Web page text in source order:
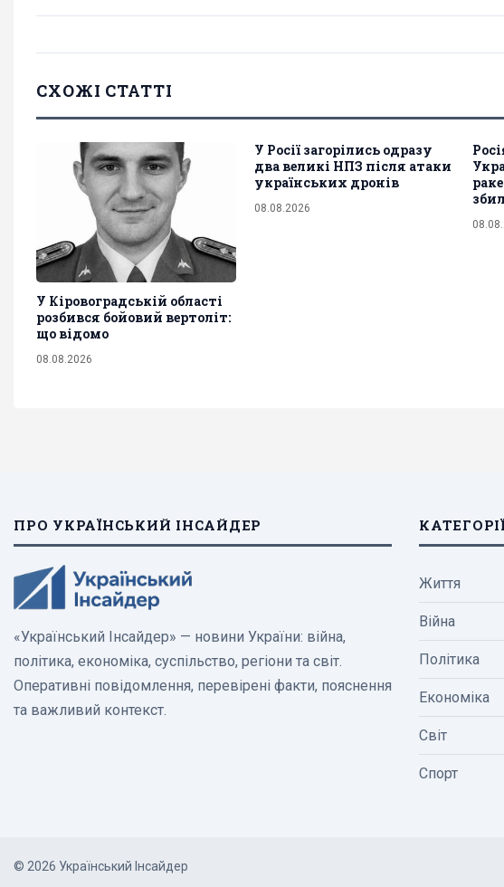
СХОЖІ СТАТТІ
У Кіровоградській області
розбився бойовий вертоліт:
що відомо
08.08.2026
У Росії загорілись одразу
два великі НПЗ після атаки
українських дронів
08.08.2026
ПРО УКРАЇНСЬКИЙ ІНСАЙДЕР
«Український Інсайдер» — новини України: війна,
політика, економіка, суспільство, регіони та світ.
Оперативні повідомлення, перевірені факти, пояснення
та важливий контекст.
Життя
Війна
Політика
Економіка
Світ
Спорт
© 2026 Український Інсайдер